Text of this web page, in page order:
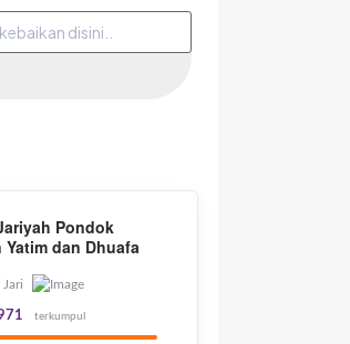
Pondok
Yatim dan Dhuafa
terkumpul